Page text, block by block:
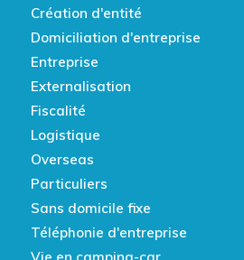
Création d'entité
Domiciliation d'entreprise
Entreprise
Externalisation
Fiscalité
Logistique
Overseas
Particuliers
Sans domicile fixe
Téléphonie d'entreprise